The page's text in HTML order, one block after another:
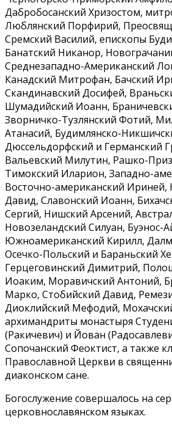
Дабробосанский Хризостом,
Люблянский Порфирий,
Сремский Василий, епископы
Банатский Никанор,
Среднезападно-Американский
Канадский Митрофан, Бачский
Скандинавский Досифей,
Шумадийский Иоанн,
Зворничко-Тузлянский Фотий,
Атанасий, Будимлянско-
Дюссельдорфский и Германский
Вальевский Милутин, Рашко-
Тимокский Иларион, Западно-
Восточно-американский Ириней,
Давид, Славонский Иоанн,
Сергий, Нишский Арсений,
Новозеландский Силуан, Буэнос-
Южноамериканский Кирилл,
Осечко-Польский и Бараньский
Герцеговинский Димитрий,
Иоаким, Моравичский Антоний,
Марко, Стобийский Давид,
Диоклийский Мефодий,
архимандриты монастыря
(Ракичевич) и Йован
Сопочанский Феоктист, а также
Православной Церкви в
диаконском сане.
Богослужение совершалось на
церковнославянском языках.